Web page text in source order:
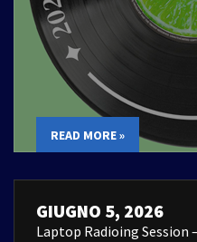
READ MORE »
GIUGNO 5, 2026
Laptop Radioing Session